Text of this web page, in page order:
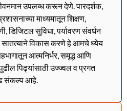
उपलब्ध करून देणे. पारदर्शक,
माध्यमातून शिक्षण,
डिजिटल सुविधा, पर्यावरण संवर्धन
विकास करणे हे आमचे ध्येय
आत्मनिर्भर, समृद्ध आणि
पिढ्यांसाठी उज्ज्वल व प्रगत
संकल्प आहे.